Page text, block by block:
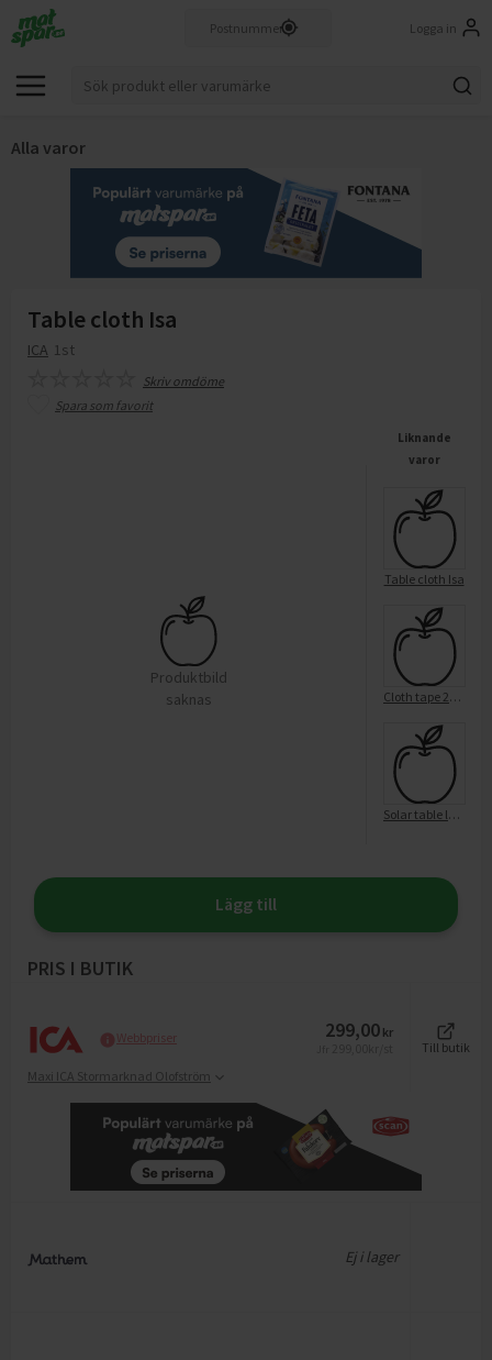
Logga in
Alla varor
Table cloth Isa
ICA 1st
Skriv omdöme
Spara som favorit
Produktbild
saknas
Liknande
varor
Table cloth Isa
Cloth tape 25M / 50mm
Solar table lamp
Lägg till
PRIS I BUTIK
Webbpriser 299,00 kr
Till butik
Maxi ICA Stormarknad Olofström
Ej i lager